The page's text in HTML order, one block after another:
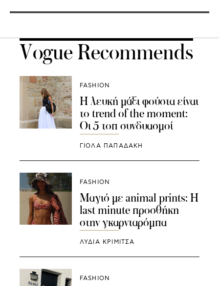
Vogue Recommends
FASHION
Η λευκή μάξι φούστα είναι
το trend of the moment:
Οι 5 τοπ συνδυασμοί
ΓΙΌΛΑ ΠΑΠΑΔΆΚΗ
FASHION
Μαγιό με animal prints: Η
last minute προσθήκη
στην γκαρνταρόμπα
ΛΥΔΊΑ ΚΡΙΜΙΤΣΆ
FASHION